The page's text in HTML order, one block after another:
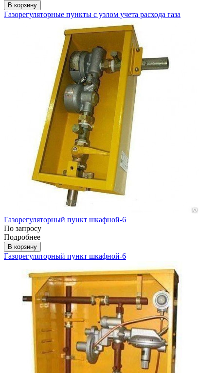
В корзину
Газорегуляторные пункты с узлом учета расхода газа
Газорегуляторный пункт шкафной-6
По запросу
Подробнее
В корзину
Газорегуляторный пункт шкафной-6